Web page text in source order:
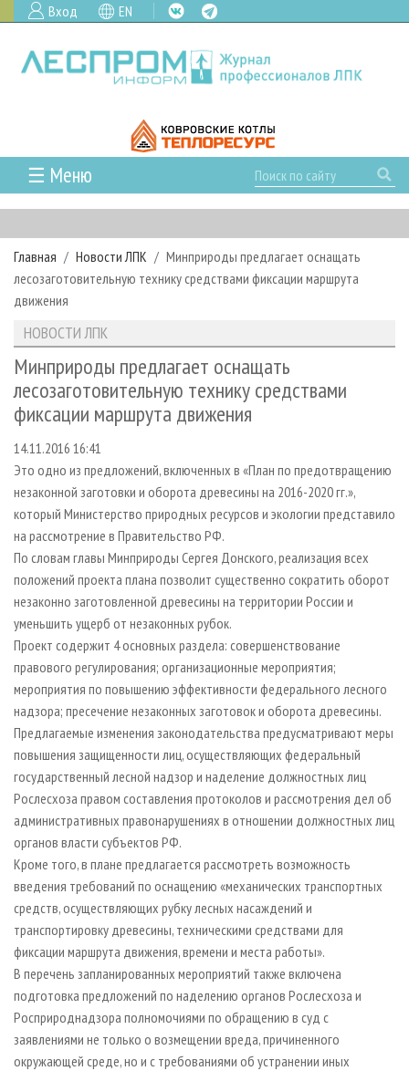
Вход EN
☰ Меню
ГЛАВНАЯ
РУБРИКИ И ТЕМЫ
РУБРИКИ ЖУРНАЛА
ЛЕСНОЕ ХОЗЯЙСТВО
ЛЕСОЗАГОТОВКА
ЛЕСОПИЛЕНИЕ
ДЕРЕВООБРАБОТКА
СУШКА ДРЕВЕСИНЫ
ПРОИЗВОДСТВО ДРЕВЕСНЫХ ПЛИТ
ДЕРЕВЯННОЕ ДОМОСТРОЕНИЕ
ПРОИЗВОДСТВО МЕБЕЛИ
БИОЭНЕРГЕТИКА
ЦБП
ИНСТРУМЕНТ И МАТЕРИАЛЫ
НОВОСТИ
КАЛЕНДАРЬ СОБЫТИЙ
НОВОСТИ ЛПК
НОВОСТИ ЖУРНАЛА
НОВОСТИ КОМПАНИЙ
ПРОЕКТЫ ЛПИ
АНАЛИТИКА
ПРЕДПРИЯТИЯ ЛПК
ЛЕСНЫЕ РЕГИОНЫ РОССИИ
ПЕРСОНЫ
МОБИЛЬНЫЕ ВЫСТАВКИ
ОФИЦИАЛЬНЫЕ ДЕЛЕГАЦИИ
ПРИОРИТЕТНЫЕ ИНВЕСТПРОЕКТЫ
RUSSIAN FORESTRY REVIEW
ГАЗЕТА ЛЕСПРОМФОРУМ
БИБЛИОТЕКА СПЕЦИАЛИСТА
АРХИВ
АРХИВ ЖУРНАЛОВ
СТАТЬИ
О ЖУРНАЛЕ
ПОДПИСКА
КОНТАКТЫ
РЕКЛАМОДАТЕЛЯМ
РЕКЛАМА
РЕКЛАМА НА САЙТЕ
Главная Новости ЛПК
Минприроды предлагает оснащать
лесозаготовительную технику средствами фиксации маршрута
движения
НОВОСТИ ЛПК
Минприроды предлагает оснащать
лесозаготовительную технику средствами
фиксации маршрута движения
14.11.2016 16:41
Это одно из предложений, включенных в «План по предотвращению
незаконной заготовки и оборота древесины на 2016-2020 гг.»,
который Министерство природных ресурсов и экологии представило
на рассмотрение в Правительство РФ.
По словам главы Минприроды Сергея Донского, реализация всех
положений проекта плана позволит существенно сократить оборот
незаконно заготовленной древесины на территории России и
уменьшить ущерб от незаконных рубок.
Проект содержит 4 основных раздела: совершенствование
правового регулирования; организационные мероприятия;
мероприятия по повышению эффективности федерального лесного
надзора; пресечение незаконных заготовок и оборота древесины.
Предлагаемые изменения законодательства предусматривают меры
повышения защищенности лиц, осуществляющих федеральный
государственный лесной надзор и наделение должностных лиц
Рослесхоза правом составления протоколов и рассмотрения дел об
административных правонарушениях в отношении должностных лиц
органов власти субъектов РФ.
Кроме того, в плане предлагается рассмотреть возможность
введения требований по оснащению «механических транспортных
средств, осуществляющих рубку лесных насаждений и
транспортировку древесины, техническими средствами для
фиксации маршрута движения, времени и места работы».
В перечень запланированных мероприятий также включена
подготовка предложений по наделению органов Рослесхоза и
Росприроднадзора полномочиями по обращению в суд с
заявлениями не только о возмещении вреда, причиненного
окружающей среде, но и с требованиями об устранении иных